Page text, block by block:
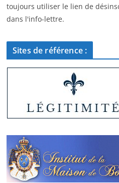
toujours utiliser le lien de
dans l'info-lettre.
Sites de référence :